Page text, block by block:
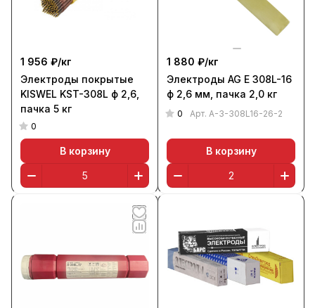
1 956 ₽/кг
Электроды покрытые
KISWEL KST-308L ф 2,6,
пачка 5 кг
0
В корзину
1 880 ₽/кг
Электроды AG E 308L-16
ф 2,6 мм, пачка 2,0 кг
0 Арт. A-3-308L16-26-2
В корзину